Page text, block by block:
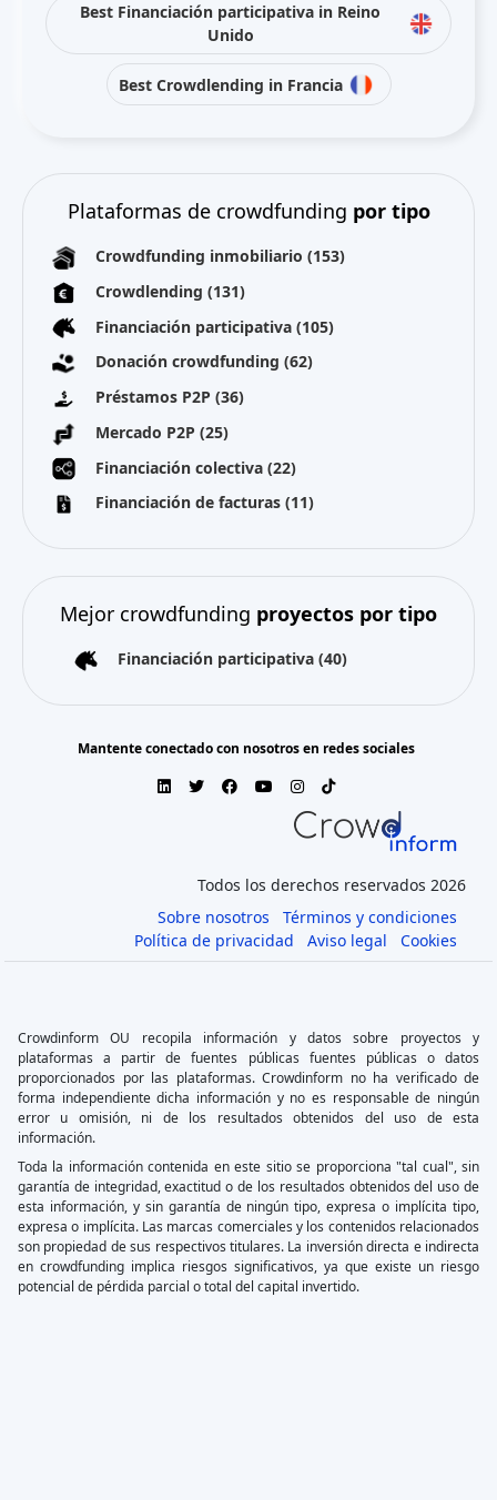
Best Financiación participativa in Reino
Unido
Best Crowdlending in Francia
Plataformas de crowdfunding por tipo
Crowdfunding inmobiliario (153)
Crowdlending (131)
Financiación participativa (105)
Donación crowdfunding (62)
Préstamos P2P (36)
Mercado P2P (25)
Financiación colectiva (22)
Financiación de facturas (11)
Mejor crowdfunding proyectos por tipo
Financiación participativa (40)
Mantente conectado con nosotros en redes sociales
Todos los derechos reservados 2026
Sobre nosotros
Términos y condiciones
Política de privacidad
Aviso legal Cookies
Crowdinform OU recopila información y datos sobre proyectos y
plataformas a partir de fuentes públicas fuentes públicas o datos
proporcionados por las plataformas. Crowdinform no ha verificado de
forma independiente dicha información y no es responsable de ningún
error u omisión, ni de los resultados obtenidos del uso de esta
información.
Toda la información contenida en este sitio se proporciona "tal cual", sin
garantía de integridad, exactitud o de los resultados obtenidos del uso de
esta información, y sin garantía de ningún tipo, expresa o implícita tipo,
expresa o implícita. Las marcas comerciales y los contenidos relacionados
son propiedad de sus respectivos titulares. La inversión directa e indirecta
en crowdfunding implica riesgos significativos, ya que existe un riesgo
potencial de pérdida parcial o total del capital invertido.